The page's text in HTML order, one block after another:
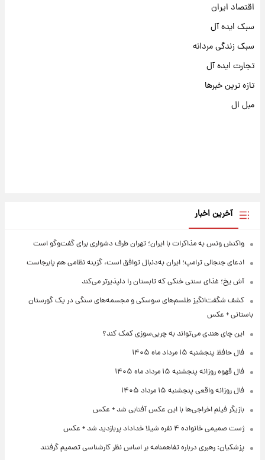
اقتصاد ایران
سبک ایده آل
سبک زندگی مردانه
تجارت ایده آل
تازه ترین خبرها
مبل ال
آخرین اخبار
واکنش ونس به مذاکرات با ایران؛ تهران طرف دشواری برای گفت‌وگو است
ادعای جنجالی ترامپ؛ ایران به‌دنبال توافق است، گزینه نظامی هم پابرجاست
آش یخ؛ غذای سنتی خنکی که تابستان را دلپذیرتر می‌کند
کشف شگفت‌انگیز طلسم‌های سوسکی و مجسمه‌های سنگی در یک گورستان
باستانی + عکس
این چای هندی می‌تواند به چربی‌سوزی کمک کند؟
فال حافظ پنجشنبه ۱۵ مرداد ماه ۱۴۰۵
فال قهوه روزانه پنجشنبه ۱۵ مرداد ماه ۱۴۰۵
فال روزانه واقعی پنجشنبه ۱۵ مرداد ۱۴۰۵
بازیگر فیلم اخراجی‌ها با این عکس آفتابی شد + عکس
ژست صمیمی خانواده ۴ نفره شیلا خداداد پربازدید شد + عکس
پزشکیان: رهبری درباره تفاهمنامه بر اساس نظر کارشناسی تصمیم گرفتند